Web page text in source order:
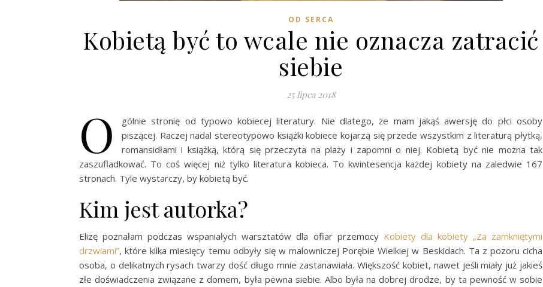
OD SERCA
Kobietą być to wcale nie oznacza zatracić
siebie
25 lipca 2018
O
gólnie stronię od typowo kobiecej literatury. Nie dlatego, że mam jakąś awersję do płci osoby
piszącej. Raczej nadal stereotypowo książki kobiece kojarzą się przede wszystkim z literaturą płytką,
romansidłami i książką, którą się przeczyta na plaży i zapomni o niej. Kobietą być nie można tak
zaszufladkować. To coś więcej niż tylko literatura kobieca. To kwintesencja każdej kobiety na zaledwie 167
stronach. Tyle wystarczy, by kobietą być.
Kim jest autorka?
Elizę poznałam podczas wspaniałych warsztatów dla ofiar przemocy Kobiety dla kobiety „Za zamkniętymi
drzwiami”, które kilka miesięcy temu odbyły się w malowniczej Porębie Wielkiej w Beskidach. Ta z pozoru cicha
osoba, o delikatnych rysach twarzy dość długo mnie zastanawiała. Większość kobiet, nawet jeśli miały już jakieś
złe doświadczenia związane z domem, była pewna siebie. Albo była na dobrej drodze, by ta pewność w sobie